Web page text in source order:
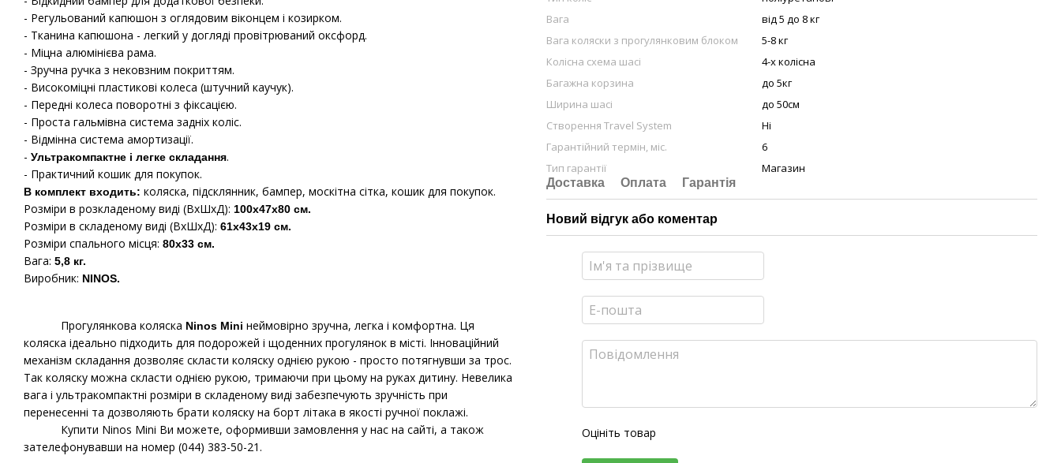
- Регульований капюшон з оглядовим віконцем і козирком.
- Тканина капюшона - легкий у догляді провітрюваний оксфорд.
- Міцна алюмінієва рама.
- Зручна ручка з нековзним покриттям.
- Високоміцні пластикові колеса (штучний каучук).
- Передні колеса поворотні з фіксацією.
- Проста гальмівна система задніх коліс.
- Відмінна система амортизації.
- Ультракомпактне і легке складання.
- Практичний кошик для покупок.
В комплект входить: коляска, підсклянник, бампер, москітна сітка, кошик для покупок.
Розміри в розкладеному виді (ВхШхД): 100х47х80 см.
Розміри в складеному виді (ВхШхД): 61х43х19 см.
Розміри спального місця: 80х33 см.
Вага: 5,8 кг.
Виробник: NINOS.
Прогулянкова коляска Ninos Mini неймовірно зручна, легка і комфортна. Ця
коляска ідеально підходить для подорожей і щоденних прогулянок в місті. Інноваційний
механізм складання дозволяє скласти коляску однією рукою - просто потягнувши за трос.
Так коляску можна скласти однією рукою, тримаючи при цьому на руках дитину. Невелика
вага і ультракомпактні розміри в складеному виді забезпечують зручність при
перенесенні та дозволяють брати коляску на борт літака в якості ручної поклажі.
Купити Ninos Mini Ви можете, оформивши замовлення у нас на сайті, а також
зателефонувавши на номер (044) 383-50-21.
Вага
від 5 до 8 кг
Вага коляски з прогулянковим блоком
5-8 кг
Колісна схема шасі
4-х колісна
Багажна корзина
до 5кг
Ширина шасі
до 50см
Створення Travel System
Ні
Гарантійний термін, міс.
6
Тип гарантії
Магазин
Доставка Оплата Гарантія
Новий відгук або коментар
Оцініть товар